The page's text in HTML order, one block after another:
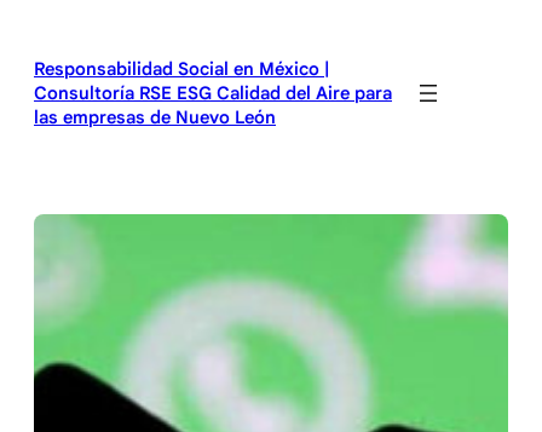
contenido
Responsabilidad Social en México |
Consultoría RSE ESG Calidad del Aire para
las empresas de Nuevo León